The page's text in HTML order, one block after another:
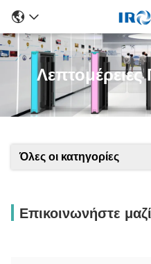
Λεπτομέρειες
Όλες οι κατηγορίες
Επικοινωνήστε